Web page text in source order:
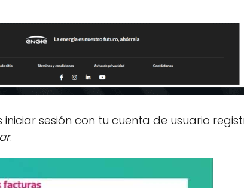
sesión con tu cuenta de usuario
.